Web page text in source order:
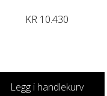
KR 10.430
Legg i handlekurv